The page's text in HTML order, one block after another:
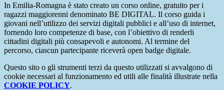
In Emilia-Romagna è stato creato un corso online, gratuito per i
ragazzi maggiorenni denominato BE DIGITAL. Il corso guida i
giovani nell’utilizzo dei servizi digitali pubblici e all’uso di internet,
fornendo loro competenze di base, con l’obiettivo di renderli
cittadini digitali più consapevoli e autonomi. Al termine del
percorso, ciascun partecipante riceverà open badge digitale.
Questo sito o gli strumenti terzi da questo utilizzati si avvalgono di
cookie necessari al funzionamento ed utili alle finalità illustrate nella
COOKIE POLICY.